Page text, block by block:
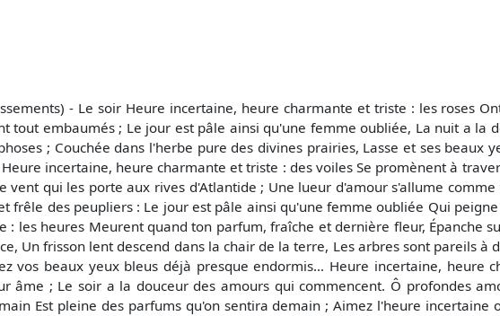
- Le soir Heure incertaine, heure charmante et triste : les roses
tout embaumés ; Le jour est pâle ainsi qu'une femme oubliée, La nuit a la
; Couchée dans l'herbe pure des divines prairies, Lasse et ses beaux
incertaine, heure charmante et triste : des voiles Se promènent à
vent qui les porte aux rives d'Atlantide ; Une lueur d'amour s'allume
frêle des peupliers : Le jour est pâle ainsi qu'une femme oubliée Qui
les heures Meurent quand ton parfum, fraîche et dernière fleur, Épanche
Un frisson lent descend dans la chair de la terre, Les arbres sont pareils à
vos beaux yeux bleus déjà presque endormis... Heure incertaine, heure
âme ; Le soir a la douceur des amours qui commencent. Ô profondes
Est pleine des parfums qu'on sentira demain ; Aimez l'heure incertaine